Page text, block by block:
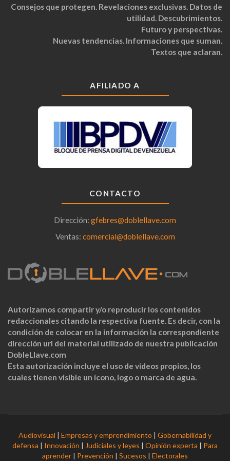
Consejos que protegen. Revelaciones exclusivas. Datos de
utilidad. Descubrimientos.
Futuro y perspectivas.
Nuevas tendencias. Informaciones que suman.
Textos que aclaran.
AFILIADO A
CONTACTO
Dirección: gfebres@doblellave.com
Ventas: comercial@doblellave.com
Autorizamos compartir y/o reproducir los contenidos
redaccionales citando la respectiva fuente. Es decir, con la
condición de colocar en la información la correspondiente
dirección url del material utilizado de nuestra publicación
DobleLlave.com
Esta autorización incluye el uso de videos propios, los
cuales tienen visible un ícono, logo o marca de agua.
Audiovisual | Empresas y emprendimiento | Gobernabilidad y
defensa | Innovación | Judiciales y leyes | Opinión experta | Para
aprender | Prevención | Sucesos | Electorales